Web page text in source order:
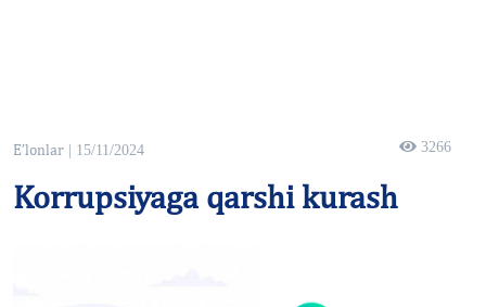
E’lonlar | 15/11/2024 3266
Korrupsiyaga qarshi kurash